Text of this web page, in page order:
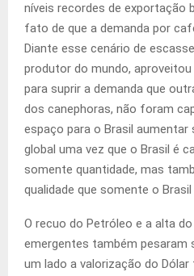
níveis recordes de exportação
fato de que a demanda por
Diante esse cenário de
produtor do mundo,
para suprir a demanda que
dos canephoras, não foram
espaço para o Brasil aumentar
global uma vez que o Brasil é
somente quantidade, mas
qualidade que somente o
O recuo do Petróleo e a alta
emergentes também pesaram
um lado a valorização do